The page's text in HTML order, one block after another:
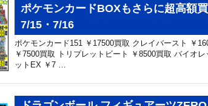
ポケモンカードBOXもさらに超高額
7/15・7/16
ポケモンカード151 ￥17500買取 クレイバースト ￥
￥7500買取 トリプレットビート ￥8500買取 バイオ
ットEX ￥7 …